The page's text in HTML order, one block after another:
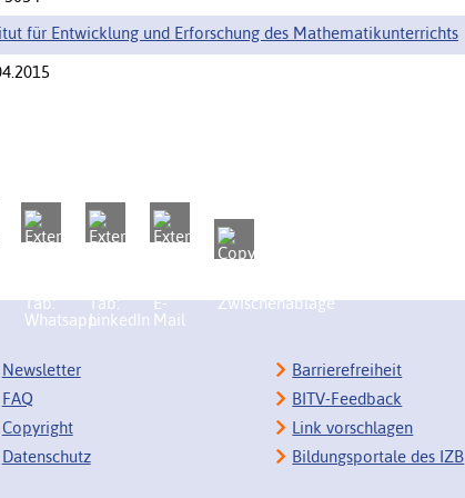
für Entwicklung und Erforschung des Mathematikunterrichts
Newsletter
FAQ
Copyright
Datenschutz
Barrierefreiheit
BITV-Feedback
Link vorschlagen
Bildungsportale des IZB